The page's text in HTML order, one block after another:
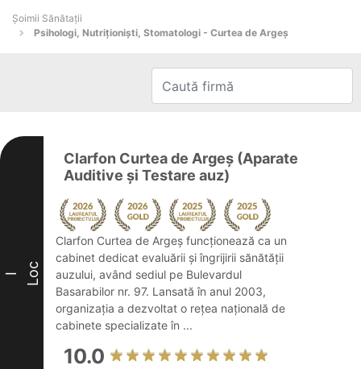
Şoimii Sănătații
Psihologi, Nutriționiști, Stomatologi - Curtea de Argeş
I Loc
Clarfon Curtea de Argeș (Aparate
Auditive și Testare auz)
Clarfon Curtea de Argeș funcționează ca un
cabinet dedicat evaluării și îngrijirii sănătății
auzului, având sediul pe Bulevardul
Basarabilor nr. 97. Lansată în anul 2003,
organizația a dezvoltat o rețea națională de
cabinete specializate în ...
10.0